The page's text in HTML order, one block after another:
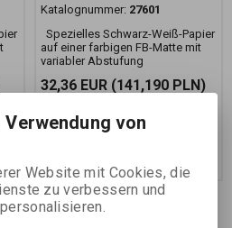
Katalognummer: 27601
Spezielles Schwarz-Weiß-Papier
auf einer farbigen FB-Matte mit
variabler Abstufung
32,36 EUR (141,190 PLN)
26,74 EUR
Preiss ohne Ust.:)von
Website mit Cookies, die
zu verbessern und